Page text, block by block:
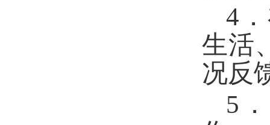
4
生活
况反
5